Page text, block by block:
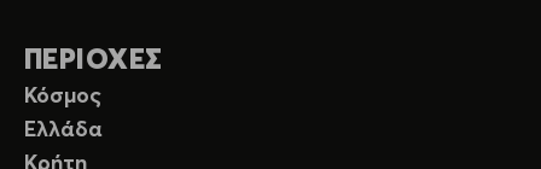
ΠΕΡΙΟΧΕΣ
Κόσμος
Ελλάδα
Κρήτη